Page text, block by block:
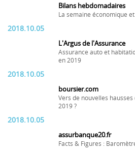
Bilans hebdomadaires
La semaine économique
2018.10.05
L'Argus de l'Assurance
Assurance auto et
en 2019
2018.10.05
boursier.com
Vers de nouvelles
2019 ?
2018.10.05
assurbanque20.fr
Facts & Figures :